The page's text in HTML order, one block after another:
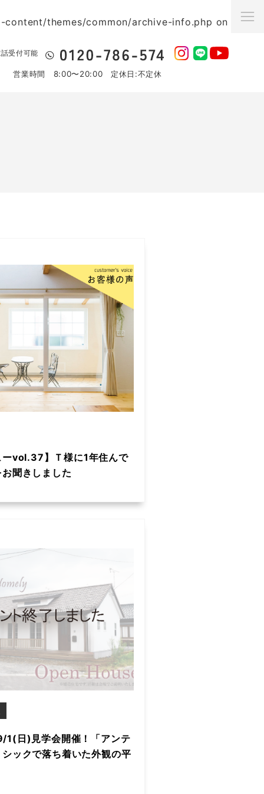
themes/common/archive-info.php on line3
受付可能
営業時間 8:00〜20:00 定休日:不定休
ーvol.37】Ｔ様に1年住んで
聞きしました
日)見学会開催！「アンテ
ックで落ち着いた外観の平